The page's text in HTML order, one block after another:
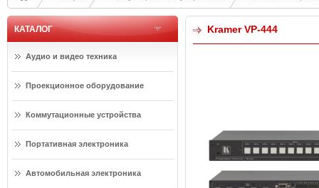
КАТАЛОГ
Аудио и видео техника
Проекционное оборудование
Коммутационные устройства
Портативная электроника
Автомобильная электроника
Kramer VP-444